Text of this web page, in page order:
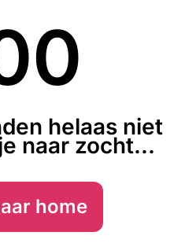
helaas niet
naar zocht...
home